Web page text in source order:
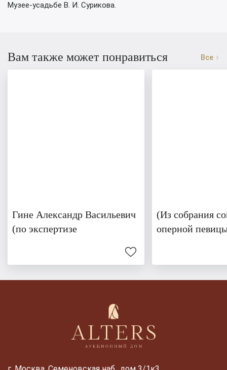
Музее-усадьбе В. И. Сурикова.
Вам также может понравиться Все
Гине Александр Васильевич
(по экспертизе
(Из собрания
оперной